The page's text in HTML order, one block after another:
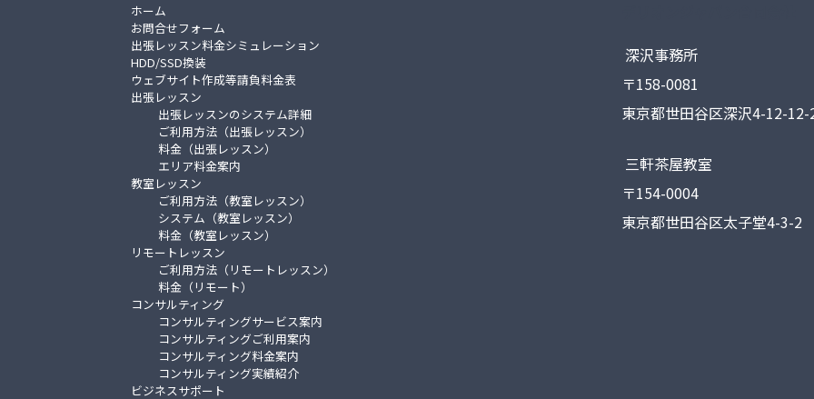
ホーム
お問合せフォーム
出張レッスン料金シミュレーション
HDD/SSD換装
ウェブサイト作成等請負料金表
出張レッスン
出張レッスンのシステム詳細
ご利用方法（出張レッスン）
料金（出張レッスン）
エリア料金案内
教室レッスン
ご利用方法（教室レッスン）
システム（教室レッスン）
料金（教室レッスン）
リモートレッスン
ご利用方法（リモートレッスン）
料金（リモート）
コンサルティング
コンサルティングサービス案内
コンサルティングご利用案内
コンサルティング料金案内
コンサルティング実績紹介
ビジネスサポート
深沢事務所
〒158-0081
東京都世田谷区深沢4-12-12-
三軒茶屋教室
〒154-0004
東京都世田谷区太子堂4-3-